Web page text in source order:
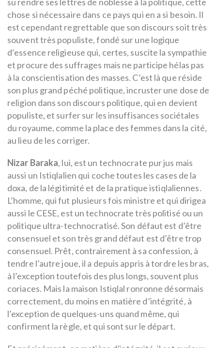
chose si nécessaire dans ce pays qui en a si besoin. Il
est cependant regrettable que son discours soit très
souvent très populiste, fondé sur une logique
d‘essence religieuse qui, certes, suscite la sympathie
et procure des suffrages mais ne participe hélas pas
à la conscientisation des masses. C’est là que réside
son plus grand péché politique, incruster une dose de
religion dans son discours politique, qui en devient
populiste, et surfer sur les insuffisances sociétales
du royaume, comme la place des femmes dans la cité,
au lieu de les corriger.
Nizar Baraka, lui, est un technocrate pur jus mais
aussi un Istiqlalien qui coche toutes les cases de la
doxa, de la légitimité et de la pratique istiqlaliennes.
L’homme, qui fut plusieurs fois ministre et qui dirigea
aussi le CESE, est un technocrate très politisé ou un
politique ultra-technocratisé. Son défaut est d’être
consensuel et son très grand défaut est d’être trop
consensuel. Prêt, contrairement à sa confession, à
tendre l’autre joue, il a depuis appris à tordre les bras,
à l’exception toutefois des plus longs, souvent plus
coriaces. Mais la maison Istiqlal ronronne désormais
correctement, du moins en matière d’intégrité, à
l’exception de quelques-uns quand même, qui
confirment la règle, et qui sont sur le départ.